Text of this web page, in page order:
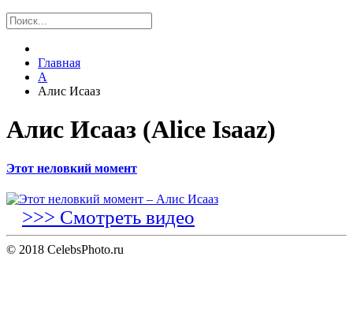
Главная
А
Алис Исааз
Алис Исааз (Alice Isaaz)
Этот неловкий момент
>>> Смотреть видео
© 2018 CelebsPhoto.ru